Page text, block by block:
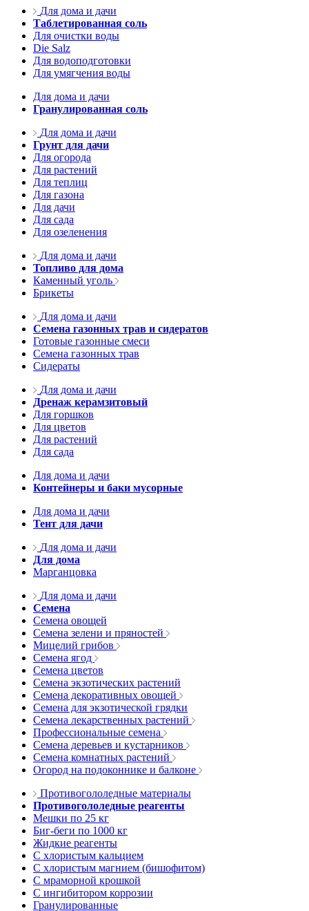
Для дома и дачи
Таблетированная соль
Для очистки воды
Die Salz
Для водоподготовки
Для умягчения воды
Для дома и дачи
Гранулированная соль
Для дома и дачи
Грунт для дачи
Для огорода
Для растений
Для теплиц
Для газона
Для дачи
Для сада
Для озеленения
Для дома и дачи
Топливо для дома
Каменный уголь
Брикеты
Для дома и дачи
Семена газонных трав и сидератов
Готовые газонные смеси
Семена газонных трав
Сидераты
Для дома и дачи
Дренаж керамзитовый
Для горшков
Для цветов
Для растений
Для сада
Для дома и дачи
Контейнеры и баки мусорные
Для дома и дачи
Тент для дачи
Для дома и дачи
Для дома
Марганцовка
Для дома и дачи
Семена
Семена овощей
Семена зелени и пряностей
Мицелий грибов
Семена ягод
Семена цветов
Семена экзотических растений
Семена декоративных овощей
Семена для экзотической грядки
Семена лекарственных растений
Профессиональные семена
Семена деревьев и кустарников
Семена комнатных растений
Огород на подоконнике и балконе
Противогололедные материалы
Противогололедные реагенты
Мешки по 25 кг
Биг-беги по 1000 кг
Жидкие реагенты
С хлористым кальцием
С хлористым магнием (бишофитом)
С мраморной крошкой
С ингибитором коррозии
Гранулированные